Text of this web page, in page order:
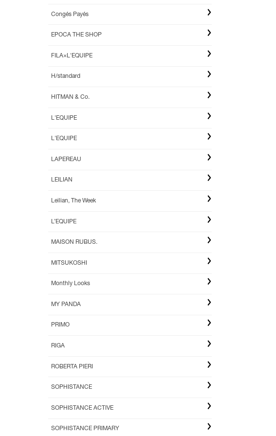
Congés Payés
EPOCA THE SHOP
FILA×L'EQUIPE
H/standard
HITMAN & Co.
L'EQUIPE
L'EQUIPE
LAPEREAU
LEILIAN
Leilian, The Week
L’EQUIPE
MAISON RUBUS.
MITSUKOSHI
Monthly Looks
MY PANDA
PRIMO
RIGA
ROBERTA PIERI
SOPHISTANCE
SOPHISTANCE ACTIVE
SOPHISTANCE PRIMARY